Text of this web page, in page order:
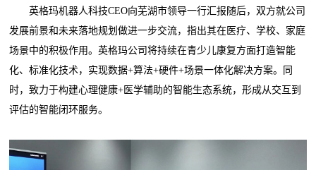
英格玛机器人科技CEO向芜湖市领导一行汇报随后，双方就公司
发展前景和未来落地规划做进一步交流，指出其在医疗、学校、家庭
场景中的积极作用。英格玛公司将持续在青少儿康复方面打造智能
化、标准化技术，实现数据+算法+硬件+场景一体化解决方案。同
时，致力于构建心理健康+医学辅助的智能生态系统，形成从交互到
评估的智能闭环服务。